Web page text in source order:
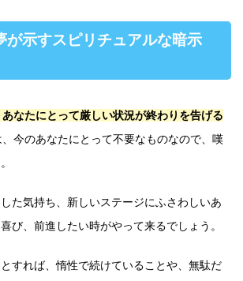
が示すスピリチュアルな暗示
なたにとって厳しい状況が終わりを告げる
今のあなたにとって不要なものなので、嘆
た気持ち、新しいステージにふさわしいあ
び、前進したい時がやって来るでしょう。
すれば、惰性で続けていることや、無駄だ